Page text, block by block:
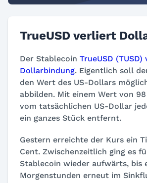
TrueUSD verliert
Der Stablecoin TrueUSD
Dollarbindung. Eigentlich soll
den Wert des US-Dollars
abbilden. Mit einem Wert von
vom tatsächlichen US-Dollar
ein ganzes Stück entfernt.
Gestern erreichte der Kurs ein
Cent. Zwischenzeitlich ging es
Stablecoin wieder aufwärts, bis
Morgenstunden erneut im